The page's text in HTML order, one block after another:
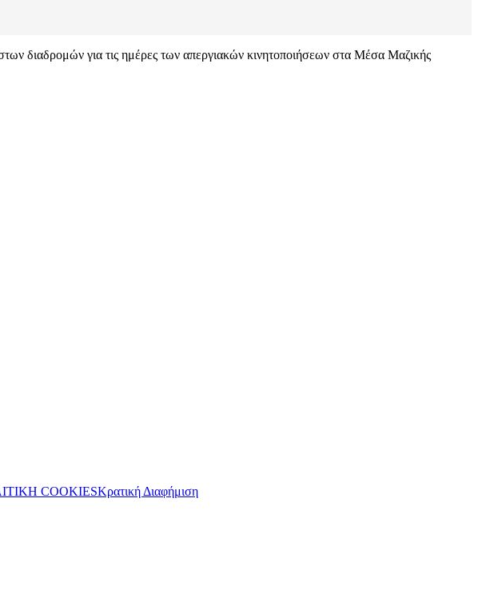
διαδρομών για τις ημέρες των απεργιακών κινητοποιήσεων στα Μέσα Μαζικής
COOKIESΚρατική Διαφήμιση